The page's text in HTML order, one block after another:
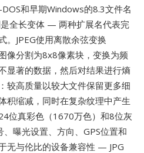
和早期Windows的8.3文件名
全长变体 — 两种扩展名代表完
。JPEG使用离散余弦变换
像分割为8x8像素块，变换为频
显著的数据，然后对结果进行熵
较高质量以较大文件保留更多细
积缩减，同时在复杂纹理中产生
位真彩色（1670万色）和8位灰
曝光设置、方向、GPS位置和
无与伦比的设备兼容性 — JPG